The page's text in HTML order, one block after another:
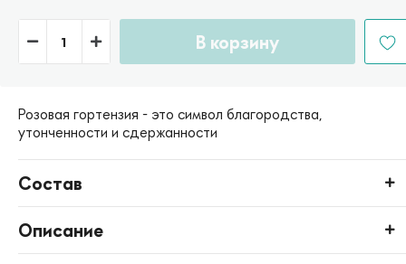
В корзину
Розовая гортензия - это символ благородства,
утонченности и сдержанности
Состав
Описание